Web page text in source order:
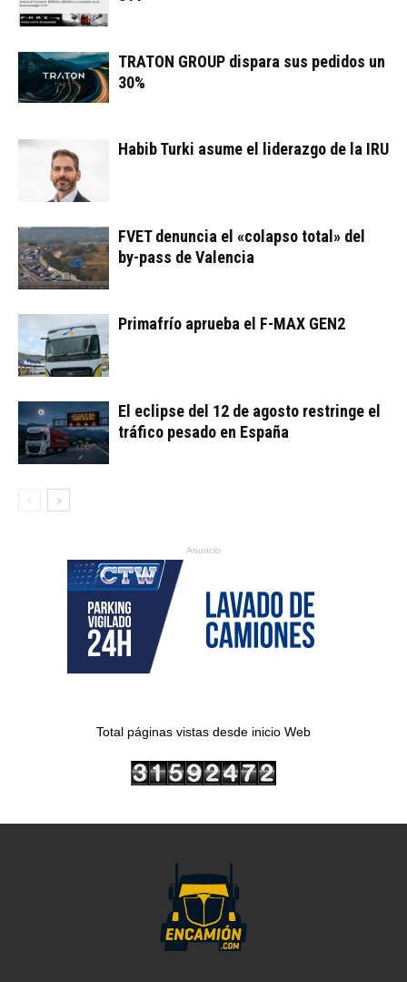
TRATON GROUP dispara sus pedidos un
30%
Habib Turki asume el liderazgo de la IRU
FVET denuncia el «colapso total» del
by-pass de Valencia
Primafrío aprueba el F-MAX GEN2
El eclipse del 12 de agosto restringe el
tráfico pesado en España
Anuncio
Total páginas vistas desde inicio Web